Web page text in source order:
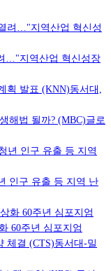
…"지역산업 혁신성장
(KNN)동서대,
(MBC)글로
인구 유출 등 지역 난
60주년 심포지엄
(CTS)동서대-밀